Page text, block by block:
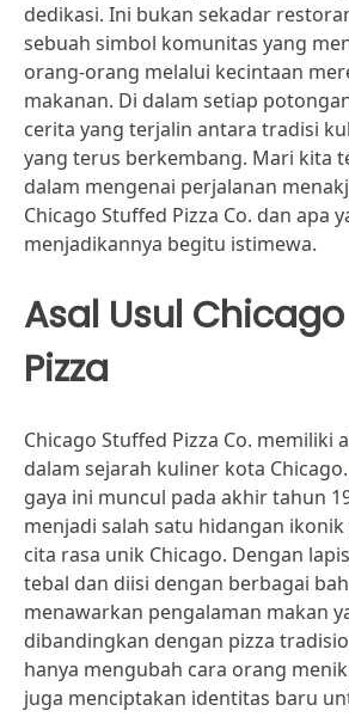
dedikasi. Ini bukan sekadar
sebuah simbol komunitas yang
orang-orang melalui kecintaan
makanan. Di dalam setiap
cerita yang terjalin antara tradisi
yang terus berkembang. Mari kita
dalam mengenai perjalanan
Chicago Stuffed Pizza Co. dan apa
menjadikannya begitu istimewa.
Asal Usul
Pizza
Chicago Stuffed Pizza Co. memiliki
dalam sejarah kuliner kota Chicago.
gaya ini muncul pada akhir tahun
menjadi salah satu hidangan
cita rasa unik Chicago. Dengan
tebal dan diisi dengan berbagai
menawarkan pengalaman makan
dibandingkan dengan pizza
hanya mengubah cara orang
juga menciptakan identitas baru